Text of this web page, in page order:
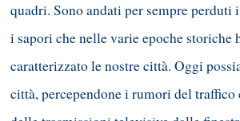
quadri. Sono andati per sempre
i sapori che nelle varie epoche storiche
caratterizzato le nostre città. Oggi
città, percependone i rumori del traffico